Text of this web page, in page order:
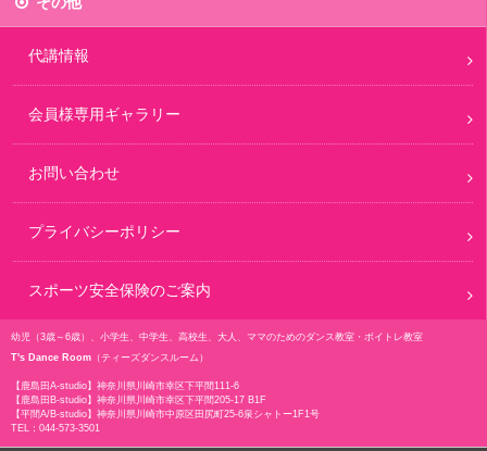
代講情報
会員様専用ギャラリー
お問い合わせ
プライバシーポリシー
スポーツ安全保険のご案内
幼児（3歳～6歳）、小学生、中学生、高校生、大人、ママのためのダンス教室・ボイトレ教室
T's Dance Room （ティーズダンスルーム）
【鹿島田A-studio】 神奈川県川崎市幸区下平間111-6
【鹿島田B-studio】 神奈川県川崎市幸区下平間205-17 B1F
【平間A/B-studio】 神奈川県川崎市中原区田尻町25-6泉シャトー1F1号
TEL： 044-573-3501